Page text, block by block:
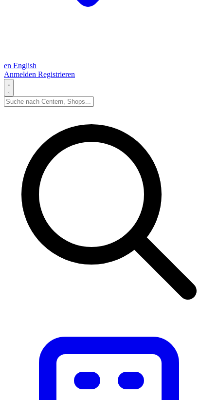
en English
Anmelden Registrieren